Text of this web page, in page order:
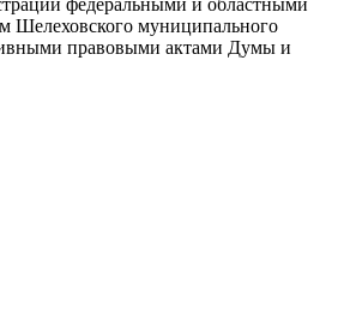
Шелеховского муниципального
правовыми актами Думы и